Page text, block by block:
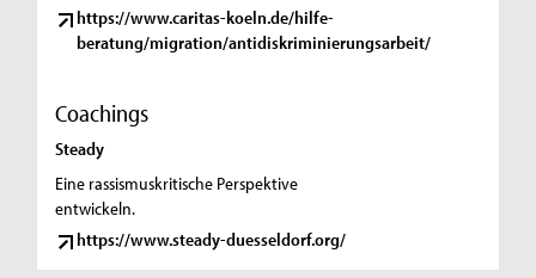
https://www.caritas-koeln.de/hilfe-
beratung/migration/antidiskriminierungsarbeit/
Coachings
Steady
Eine rassismuskritische Perspektive
entwickeln.
https://www.steady-duesseldorf.org/